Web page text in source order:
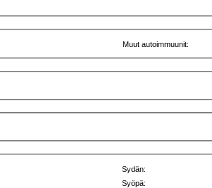
Muut autoimmuunit:
Sydän:
Syöpä: